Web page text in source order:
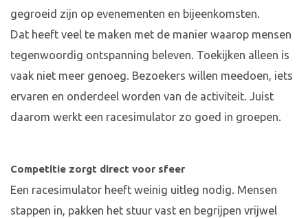
gegroeid zijn op evenementen en bijeenkomsten.
Dat heeft veel te maken met de manier waarop mensen
tegenwoordig ontspanning beleven. Toekijken alleen is
vaak niet meer genoeg. Bezoekers willen meedoen, iets
ervaren en onderdeel worden van de activiteit. Juist
daarom werkt een racesimulator zo goed in groepen.
Competitie zorgt direct voor sfeer
Een racesimulator heeft weinig uitleg nodig. Mensen
stappen in, pakken het stuur vast en begrijpen vrijwel